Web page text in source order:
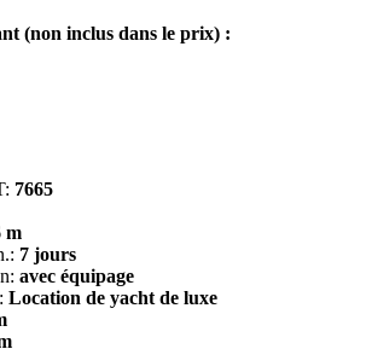
(non inclus dans le prix) :
7665
m
7 jours
avec équipage
Location de yacht de luxe